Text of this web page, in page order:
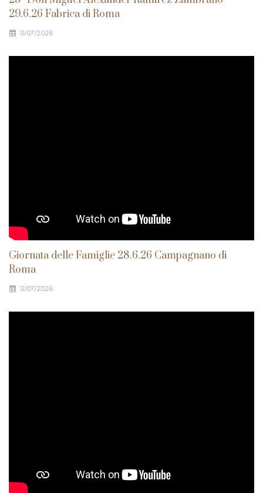
29.6.26 Fabrica di Roma
8/07/2026
Giornata delle Famiglie 28.6.26 Campagnano di
Roma
8/07/2026